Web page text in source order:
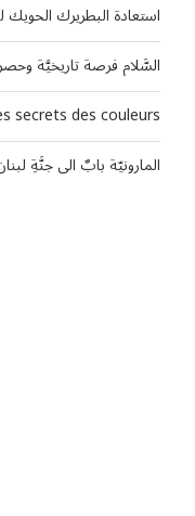
استعادة البطريرك الحويك
السَّلام فرصة تاريخيَّة
secrets des couleurs
المارونيّة بابٌ الى جنَّةِ
U0633U0627U062EU0646